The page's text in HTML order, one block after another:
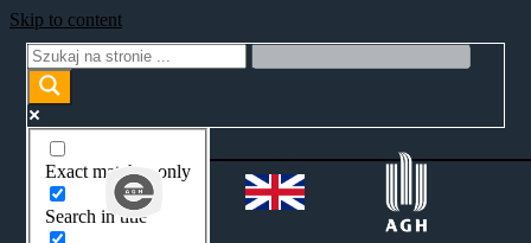
Skip to content
Exact matches only
Search in title